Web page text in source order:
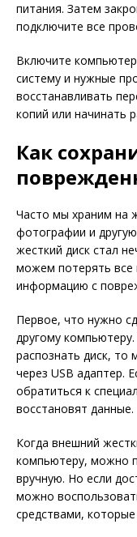
питания. Затем
подключите все
Включите
систему и нужные
восстанавливать
копий или начинать
Как
Часто мы храним на
фотографии и
жесткий диск стал
можем потерять все
информацию с
Первое, что нужно
другому
распознать диск,
через USB адаптер.
обратиться к
восстановят данные.
Когда внешний
компьютеру, можно
вручную. Но если
можно
средствами,